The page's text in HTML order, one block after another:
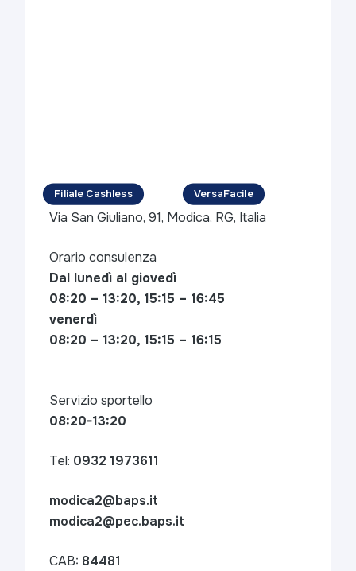
Filiale Cashless VersaFacile
Via San Giuliano, 91, Modica, RG, Italia
Orario consulenza
Dal lunedì al giovedì
08:20 – 13:20, 15:15 – 16:45
venerdì
08:20 – 13:20, 15:15 – 16:15
Servizio sportello
08:20-13:20
Tel: 0932 1973611
modica2@baps.it
modica2@pec.baps.it
CAB: 84481